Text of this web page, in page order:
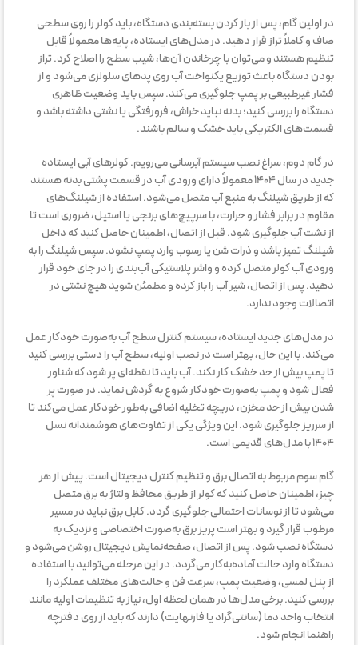
در اولین گام، پس از باز کردن بسته‌بندی دستگاه، باید کولر را روی سطحی
صاف و کاملاً تراز قرار دهید. در مدل‌های ایستاده، پایه‌ها معمولاً قابل
تنظیم هستند و می‌توان با چرخاندن آن‌ها، شیب سطح را اصلاح کرد. تراز
بودن دستگاه باعث توزیع یکنواخت آب روی پدهای سلولزی می‌شود و از
فشار غیرطبیعی بر پمپ جلوگیری می‌کند. سپس باید وضعیت ظاهری
دستگاه را بررسی کنید؛ بدنه نباید خراش، فرورفتگی یا نشتی داشته باشد و
قسمت‌های الکتریکی باید خشک و سالم باشند.
در گام دوم، سراغ نصب سیستم آبرسانی می‌رویم. کولرهای آبی ایستاده
جدید در سال ۱۴۰۴ معمولاً دارای ورودی آب در قسمت پشتی بدنه هستند
که از طریق شیلنگ به منبع آب متصل می‌شود. استفاده از شیلنگ‌های
مقاوم در برابر فشار و حرارت، با سرپیچ‌های برنجی یا استیل، ضروری است تا
از نشت آب جلوگیری شود. قبل از اتصال، اطمینان حاصل کنید که داخل
شیلنگ تمیز باشد و ذرات شن یا رسوب وارد پمپ نشود. سپس شیلنگ را به
ورودی آب کولر متصل کرده و واشر پلاستیکی آب‌بندی را در جای خود قرار
دهید. پس از اتصال، شیر آب را باز کرده و مطمئن شوید هیچ نشتی در
اتصالات وجود ندارد.
در مدل‌های جدید ایستاده، سیستم کنترل سطح آب به‌صورت خودکار عمل
می‌کند. با این حال، بهتر است در نصب اولیه، سطح آب را دستی بررسی کنید
تا پمپ بیش از حد خشک کار نکند. آب باید تا نقطه‌ای پر شود که شناور
فعال شود و پمپ به‌صورت خودکار شروع به گردش نماید. در صورت پر
شدن بیش از حد مخزن، دریچه تخلیه اضافی به‌طور خودکار عمل می‌کند تا
از سرریز جلوگیری شود. این ویژگی یکی از تفاوت‌های هوشمندانه نسل
۱۴۰۴ با مدل‌های قدیمی است.
گام سوم مربوط به اتصال برق و تنظیم کنترل دیجیتال است. پیش از هر
چیز، اطمینان حاصل کنید که کولر از طریق محافظ ولتاژ به برق متصل
می‌شود تا از نوسانات احتمالی جلوگیری گردد. کابل برق نباید در مسیر
مرطوب قرار گیرد و بهتر است پریز برق به‌صورت اختصاصی و نزدیک به
دستگاه نصب شود. پس از اتصال، صفحه‌نمایش دیجیتال روشن می‌شود و
دستگاه وارد حالت آماده‌به‌کار می‌گردد. در این مرحله می‌توانید با استفاده
از پنل لمسی، وضعیت پمپ، سرعت فن و حالت‌های مختلف عملکرد را
بررسی کنید. برخی مدل‌ها در همان لحظه اول، نیاز به تنظیمات اولیه مانند
انتخاب واحد دما (سانتی‌گراد یا فارنهایت) دارند که باید از روی دفترچه
راهنما انجام شود.